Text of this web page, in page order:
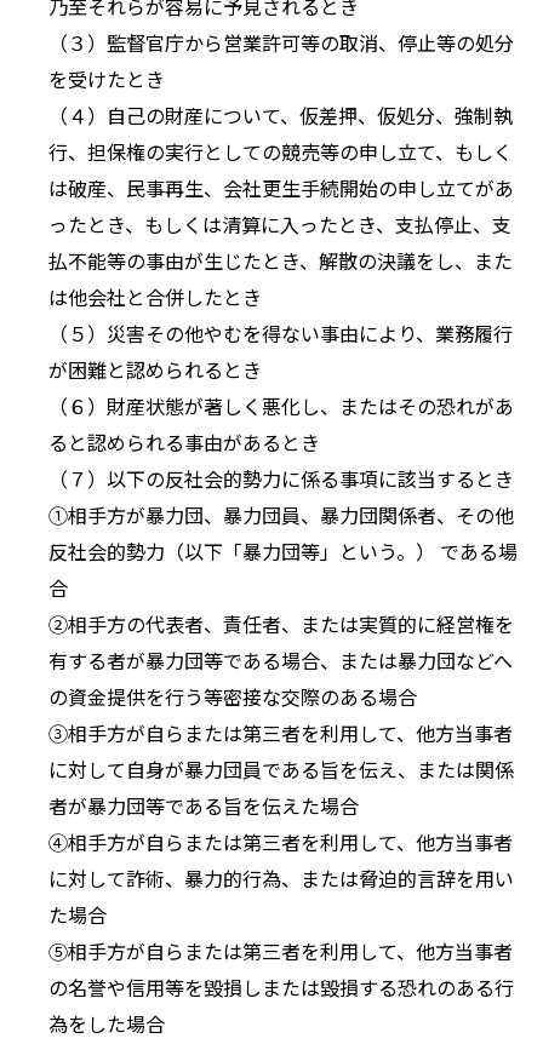
乃至それらが容易に予見されるとき
（３）監督官庁から営業許可等の取消、停止等の処分
を受けたとき
（４）自己の財産について、仮差押、仮処分、強制執
行、担保権の実行としての競売等の申し立て、もしく
は破産、民事再生、会社更生手続開始の申し立てがあ
ったとき、もしくは清算に入ったとき、支払停止、支
払不能等の事由が生じたとき、解散の決議をし、また
は他会社と合併したとき
（５）災害その他やむを得ない事由により、業務履行
が困難と認められるとき
（６）財産状態が著しく悪化し、またはその恐れがあ
ると認められる事由があるとき
（７）以下の反社会的勢力に係る事項に該当するとき
①相手方が暴力団、暴力団員、暴力団関係者、その他
反社会的勢力（以下「暴力団等」という。） である場
合
②相手方の代表者、責任者、または実質的に経営権を
有する者が暴力団等である場合、または暴力団などへ
の資金提供を行う等密接な交際のある場合
③相手方が自らまたは第三者を利用して、他方当事者
に対して自身が暴力団員である旨を伝え、または関係
者が暴力団等である旨を伝えた場合
④相手方が自らまたは第三者を利用して、他方当事者
に対して詐術、暴力的行為、または脅迫的言辞を用い
た場合
⑤相手方が自らまたは第三者を利用して、他方当事者
の名誉や信用等を毀損しまたは毀損する恐れのある行
為をした場合